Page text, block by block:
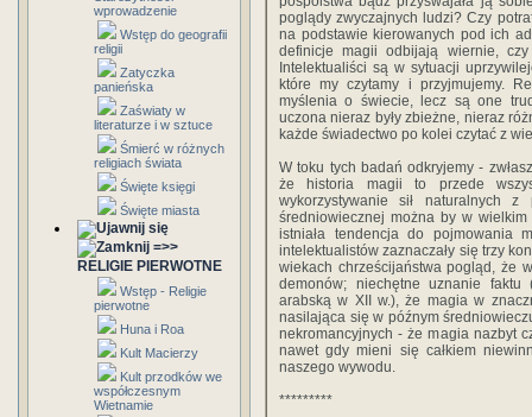
wprowadzenie
Wstęp do geografii
religii
Zatyczka
panieńska
Zaświaty w
literaturze i w sztuce
Śmierć w różnych
religiach świata
Święte księgi
Święte miasta
=>>
RELIGIE PIERWOTNE
Wstęp - Religie
pierwotne
Huna i Roa
Kult Macierzy
Kult przodków we
współczesnym
Wietnamie
poglądy zwyczajnych ludzi? Czy
na podstawie kierowanych pod ich
definicje magii odbijają wiernie,
Intelektualiści są w sytuacji
które my czytamy i przyjmujemy.
myślenia o świecie, lecz są one
uczona nieraz były zbieżne, nieraz
każde świadectwo po kolei czytać z
W toku tych badań odkryjemy -
że historia magii to przede
wykorzystywanie sił naturalnych z
średniowiecznej można by w
istniała tendencja do pojmowania
intelektualistów zaznaczały się trzy
wiekach chrześcijaństwa pogląd, że
demonów; niechętne uznanie faktu
arabską w XII w.), że magia w
nasilająca się w późnym
nekromancyjnych - że magia nazbyt
nawet gdy mieni się całkiem
naszego wywodu.
*********